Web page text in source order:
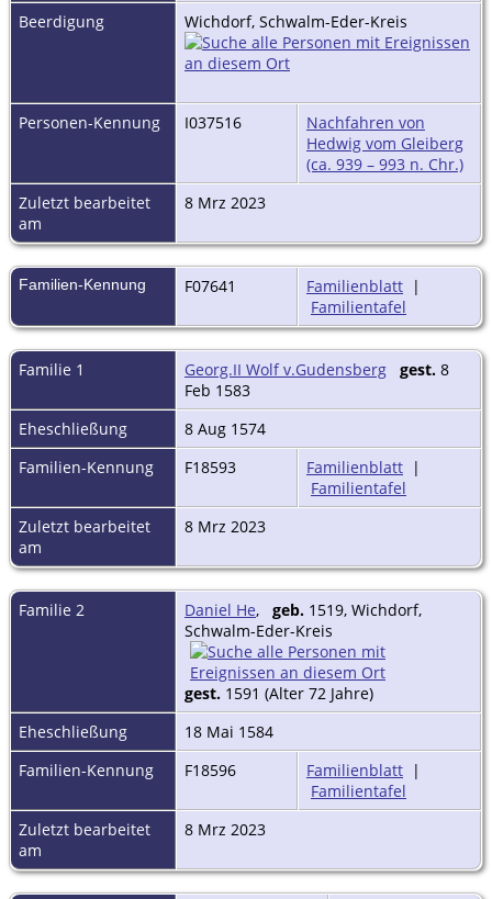
Beerdigung
Wichdorf, Schwalm-Eder-Kreis
Personen-Kennung I037516
Nachfahren von
Hedwig vom Gleiberg
(ca. 939 – 993 n. Chr.)
Zuletzt bearbeitet
am
8 Mrz 2023
Familien-Kennung F07641 Familienblatt |
Familientafel
Familie 1 Georg.II Wolf v.Gudensberg gest. 8
Feb 1583
Eheschließung
8 Aug 1574
Familien-Kennung
F18593 Familienblatt |
Familientafel
Zuletzt bearbeitet
am
8 Mrz 2023
Familie 2 Daniel He, geb. 1519, Wichdorf,
Schwalm-Eder-Kreis
gest. 1591 (Alter 72 Jahre)
Eheschließung
18 Mai 1584
Familien-Kennung
F18596 Familienblatt |
Familientafel
Zuletzt bearbeitet
am
8 Mrz 2023